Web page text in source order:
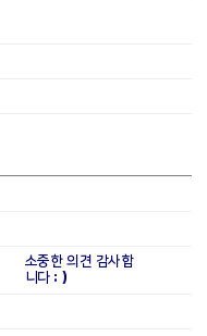
소중한 의견 감사합
니다 : )